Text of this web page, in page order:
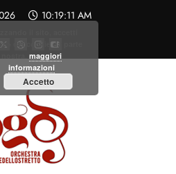
10:19:12 AM
dei cookie da parte
maggiori
informazioni
Accetto